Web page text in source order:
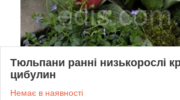
Тюльпани ранні низькорослі
цибулин
Немає в наявності